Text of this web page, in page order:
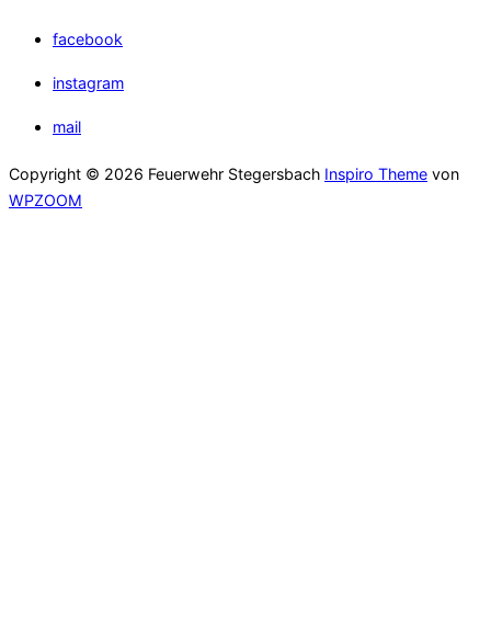
facebook
instagram
mail
Copyright © 2026 Feuerwehr Stegersbach Inspiro Theme von
WPZOOM